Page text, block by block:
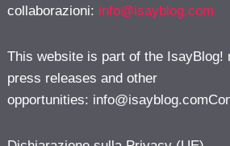
collaborazioni: info@isayblog.com
This website is part of the IsayBlog!
press releases and other
opportunities: